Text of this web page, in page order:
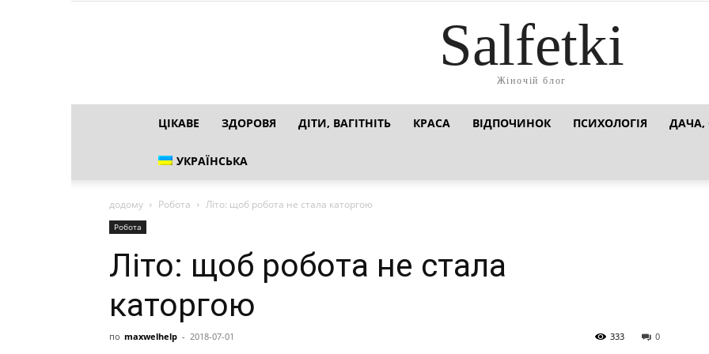
Salfetki
Жіночій блог
ЦІКАВЕ ЗДОРОВЯ ДІТИ, ВАГІТНІТЬ КРАСА ВІДПОЧИНОК ПСИХОЛОГІЯ ДАЧА,
УКРАЇНСЬКА
додому Робота Літо: щоб робота не стала каторгою
Робота
Літо: щоб робота не стала
каторгою
по maxwelhelp - 2018-07-01 0
333